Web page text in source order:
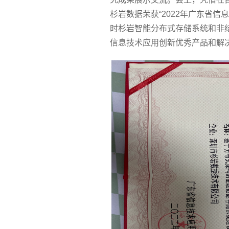
杉岩数据荣获“2022年广东省信
时杉岩智能分布式存储系统和非
信息技术应用创新优秀产品和解